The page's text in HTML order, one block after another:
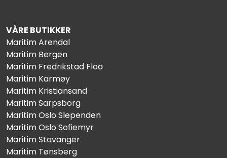
VÅRE BUTIKKER
Maritim Arendal
Maritim Bergen
Maritim Fredrikstad Floa
Maritim Karmøy
Maritim Kristiansand
Maritim Sarpsborg
Maritim Oslo Slependen
Maritim Oslo Sofiemyr
Maritim Stavanger
Maritim Tønsberg